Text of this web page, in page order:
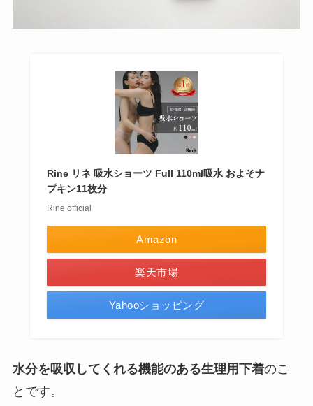
Rine リネ 吸水ショーツ Full 110ml吸水 およそナ
プキン11枚分
Rine official
Amazon
楽天市場
Yahooショッピング
水分を吸収してくれる機能のある生理用下着のこ
とです。